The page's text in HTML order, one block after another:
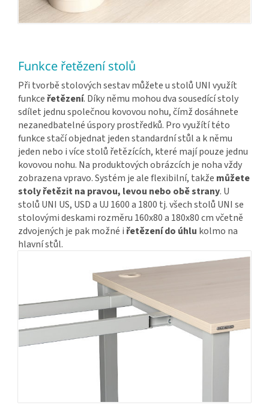
Funkce řetězení stolů
Při tvorbě stolových sestav můžete u stolů UNI využít
funkce řetězení. Díky němu mohou dva sousedící stoly
sdílet jednu společnou kovovou nohu, čímž dosáhnete
nezanedbatelné úspory prostředků. Pro využítí této
funkce stačí objednat jeden standardní stůl a k němu
jeden nebo i více stolů řetězících, které mají pouze jednu
kovovou nohu. Na produktových obrázcích je noha vždy
zobrazena vpravo. Systém je ale flexibilní, takže můžete
stoly řetězit na pravou, levou nebo obě strany. U
stolů UNI US, USD a UJ 1600 a 1800 tj. všech stolů UNI se
stolovými deskami rozměru 160x80 a 180x80 cm včetně
zdvojených je pak možné i řetězení do úhlu kolmo na
hlavní stůl.